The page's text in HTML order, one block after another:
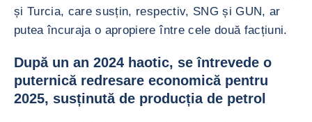
și Turcia, care susțin, respectiv, SNG și GUN, ar
putea încuraja o apropiere între cele două facțiuni.
După un an 2024 haotic, se întrevede o
puternică redresare economică pentru
2025, susținută de producția de petrol